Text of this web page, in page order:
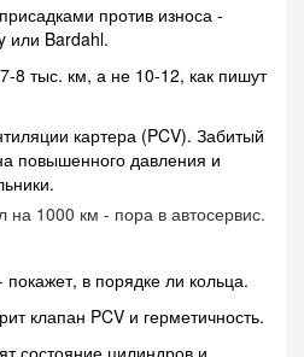
против износа -
или Bardahl.
8 тыс. км, а не 10-12, как пишут
картера (PCV). Забитый
повышенного давления и
1000 км - пора в автосервис.
в порядке ли кольца.
клапан PCV и герметичность.
состояние цилиндров и